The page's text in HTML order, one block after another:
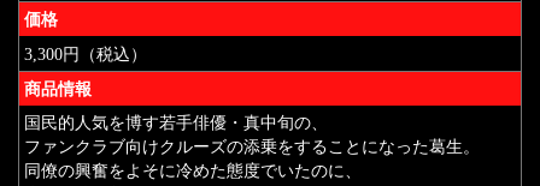
価格
3,300円（税込）
商品情報
国民的人気を博す若手俳優・真中旬の、
ファンクラブ向けクルーズの添乗をすることになった葛生。
同僚の興奮をよそに冷めた態度でいたのに、